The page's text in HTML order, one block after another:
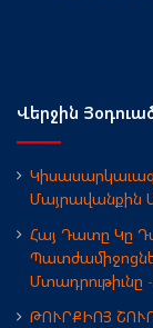
Վերջին
Մայրավանքին
Հայ Դատը Կը
Մտադրութիւնը
ԹՈՒՐՔԻՈՅ